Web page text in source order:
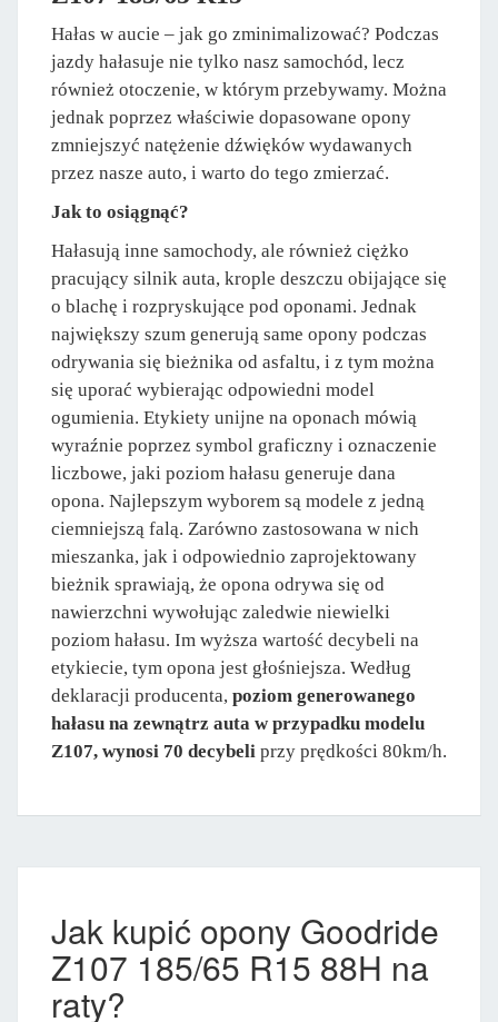
Hałas w aucie – jak go zminimalizować? Podczas
jazdy hałasuje nie tylko nasz samochód, lecz
również otoczenie, w którym przebywamy. Można
jednak poprzez właściwie dopasowane opony
zmniejszyć natężenie dźwięków wydawanych
przez nasze auto, i warto do tego zmierzać.
Jak to osiągnąć?
Hałasują inne samochody, ale również ciężko
pracujący silnik auta, krople deszczu obijające się
o blachę i rozpryskujące pod oponami. Jednak
największy szum generują same opony podczas
odrywania się bieżnika od asfaltu, i z tym można
się uporać wybierając odpowiedni model
ogumienia. Etykiety unijne na oponach mówią
wyraźnie poprzez symbol graficzny i oznaczenie
liczbowe, jaki poziom hałasu generuje dana
opona. Najlepszym wyborem są modele z jedną
ciemniejszą falą. Zarówno zastosowana w nich
mieszanka, jak i odpowiednio zaprojektowany
bieżnik sprawiają, że opona odrywa się od
nawierzchni wywołując zaledwie niewielki
poziom hałasu. Im wyższa wartość decybeli na
etykiecie, tym opona jest głośniejsza. Według
deklaracji producenta, poziom generowanego
hałasu na zewnątrz auta w przypadku modelu
Z107, wynosi 70 decybeli przy prędkości 80km/h.
Jak kupić opony Goodride
Z107 185/65 R15 88H na
raty?